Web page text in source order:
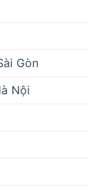
Gòn
Nội